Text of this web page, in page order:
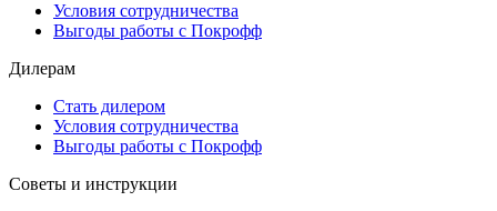
Условия сотрудничества
Выгоды работы с Покрофф
Дилерам
Стать дилером
Условия сотрудничества
Выгоды работы с Покрофф
Советы и инструкции